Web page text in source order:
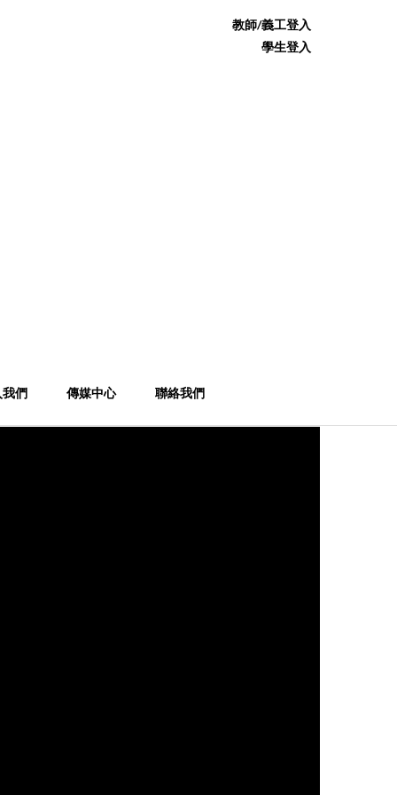
教師/義工登入
學生登入
們 傳媒中心 聯絡我們